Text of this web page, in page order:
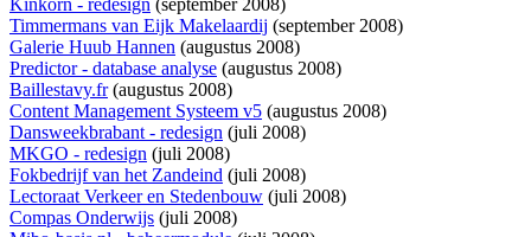
Kinkorn - redesign (september 2008)
Timmermans van Eijk Makelaardij (september 2008)
Galerie Huub Hannen (augustus 2008)
Predictor - database analyse (augustus 2008)
Baillestavy.fr(augustus 2008)
Content Management Systeem v5 (augustus 2008)
Dansweekbrabant - redesign (juli 2008)
MKGO - redesign (juli 2008)
Fokbedrijf van het Zandeind (juli 2008)
Lectoraat Verkeer en Stedenbouw (juli 2008)
Compas Onderwijs (juli 2008)